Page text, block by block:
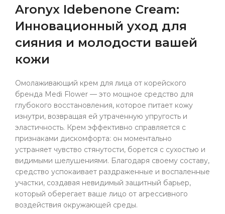
Aronyx Idebenone Cream:
Инновационный уход для
сияния и молодости вашей
кожи
Омолаживающий крем для лица от корейского
бренда Medi Flower — это мощное средство для
глубокого восстановления, которое питает кожу
изнутри, возвращая ей утраченную упругость и
эластичность. Крем эффективно справляется с
признаками дискомфорта: он моментально
устраняет чувство стянутости, борется с сухостью и
видимыми шелушениями. Благодаря своему составу,
средство успокаивает раздраженные и воспаленные
участки, создавая невидимый защитный барьер,
который оберегает ваше лицо от агрессивного
воздействия окружающей среды.